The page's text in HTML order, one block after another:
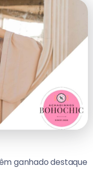
ganhado destaque